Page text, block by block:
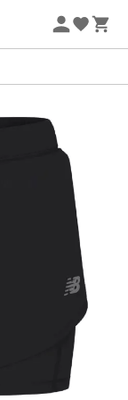
av 2 produkter*
du ger dig
Det är i denna
steg, är dessa
eller ett